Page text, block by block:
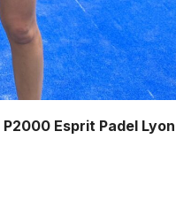
P2000 Esprit Padel Lyon